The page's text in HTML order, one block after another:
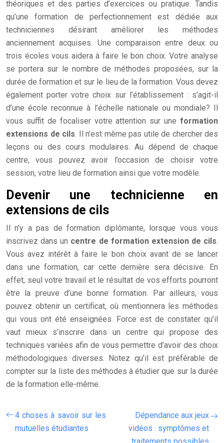
théoriques et des parties d’exercices ou pratique. Tandis
qu’une formation de perfectionnement est dédiée aux
techniciennes désirant améliorer les méthodes
anciennement acquises. Une comparaison entre deux ou
trois écoles vous aidera à faire le bon choix. Votre analyse
se portera sur le nombre de méthodes proposées, sur la
durée de formation et sur le lieu de la formation. Vous devez
également porter votre choix sur l’établissement : s’agit-il
d’une école reconnue à l’échelle nationale ou mondiale? Il
vous suffit de focaliser votre attention sur une formation
extensions de cils. Il n’est même pas utile de chercher des
leçons ou des cours modulaires. Au dépend de chaque
centre, vous pouvez avoir l’occasion de choisir votre
session, votre lieu de formation ainsi que votre modèle.
Devenir une technicienne en
extensions de cils
Il n’y a pas de formation diplômante, lorsque vous vous
inscrivez dans un centre de formation extension de cils.
Vous avez intérêt à faire le bon choix avant de se lancer
dans une formation, car cette dernière sera décisive. En
effet, seul votre travail et le résultat de vos efforts pourront
être la preuve d’une bonne formation. Par ailleurs, vous
pouvez obtenir un certificat, où mentionnera les méthodes
qui vous ont été enseignées. Force est de constater qu’il
vaut mieux s’inscrire dans un centre qui propose des
techniques variées afin de vous permettre d’avoir des choix
méthodologiques diverses. Notez qu’il est préférable de
compter sur la liste des méthodes à étudier que sur la durée
de la formation elle-même.
4 choses à savoir sur les
mutuelles étudiantes
Dépendance aux jeux
vidéos : symptômes et